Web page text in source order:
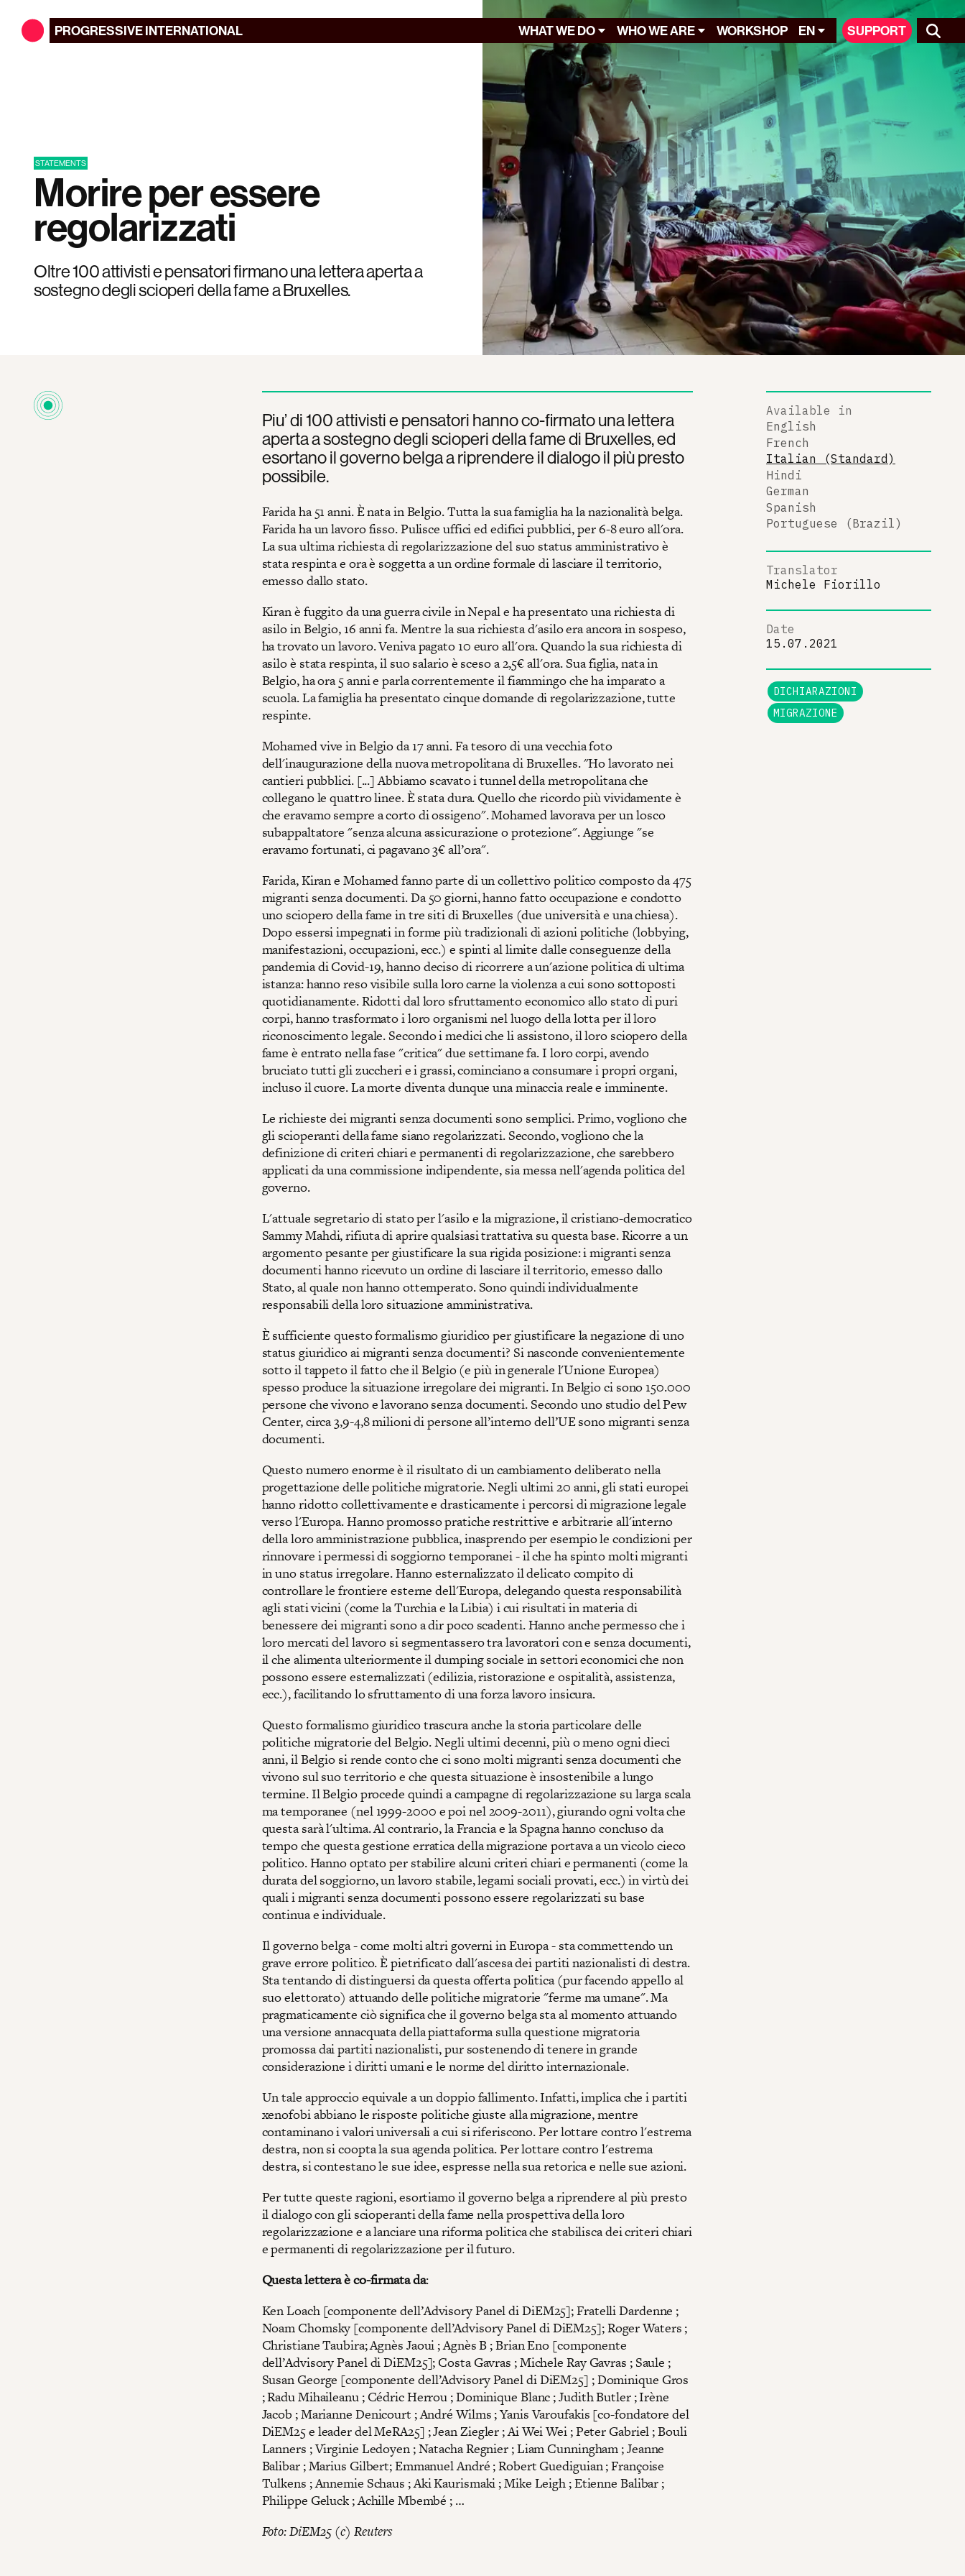
PROGRESSIVEINTERNATIONAL WHAT WE DO WHO WE ARE WORKSHOP EN SUPPORT
STATEMENTS
Morire per essere
regolarizzati
Oltre 100 attivisti e pensatori firmano una lettera aperta a
sostegno degli scioperi della fame a Bruxelles.
Piu’ di 100 attivisti e pensatori hanno co-firmato una lettera
aperta a sostegno degli scioperi della fame di Bruxelles, ed
esortano il governo belga a riprendere il dialogo il più presto
possibile.
Farida ha 51 anni. È nata in Belgio. Tutta la sua famiglia ha la nazionalità belga.
Farida ha un lavoro fisso. Pulisce uffici ed edifici pubblici, per 6-8 euro all'ora.
La sua ultima richiesta di regolarizzazione del suo status amministrativo è
stata respinta e ora è soggetta a un ordine formale di lasciare il territorio,
emesso dallo stato.
Kiran è fuggito da una guerra civile in Nepal e ha presentato una richiesta di
asilo in Belgio, 16 anni fa. Mentre la sua richiesta d'asilo era ancora in sospeso,
ha trovato un lavoro. Veniva pagato 10 euro all'ora. Quando la sua richiesta di
asilo è stata respinta, il suo salario è sceso a 2,5€ all'ora. Sua figlia, nata in
Belgio, ha ora 5 anni e parla correntemente il fiammingo che ha imparato a
scuola. La famiglia ha presentato cinque domande di regolarizzazione, tutte
respinte.
Mohamed vive in Belgio da 17 anni. Fa tesoro di una vecchia foto
dell'inaugurazione della nuova metropolitana di Bruxelles. "Ho lavorato nei
cantieri pubblici. [...] Abbiamo scavato i tunnel della metropolitana che
collegano le quattro linee. È stata dura. Quello che ricordo più vividamente è
che eravamo sempre a corto di ossigeno". Mohamed lavorava per un losco
subappaltatore "senza alcuna assicurazione o protezione". Aggiunge "se
eravamo fortunati, ci pagavano 3€ all’ora".
Farida, Kiran e Mohamed fanno parte di un collettivo politico composto da 475
migranti senza documenti. Da 50 giorni, hanno fatto occupazione e condotto
uno sciopero della fame in tre siti di Bruxelles (due università e una chiesa).
Dopo essersi impegnati in forme più tradizionali di azioni politiche (lobbying,
manifestazioni, occupazioni, ecc.) e spinti al limite dalle conseguenze della
pandemia di Covid-19, hanno deciso di ricorrere a un'azione politica di ultima
istanza: hanno reso visibile sulla loro carne la violenza a cui sono sottoposti
quotidianamente. Ridotti dal loro sfruttamento economico allo stato di puri
corpi, hanno trasformato i loro organismi nel luogo della lotta per il loro
riconoscimento legale. Secondo i medici che li assistono, il loro sciopero della
fame è entrato nella fase "critica" due settimane fa. I loro corpi, avendo
bruciato tutti gli zuccheri e i grassi, cominciano a consumare i propri organi,
incluso il cuore. La morte diventa dunque una minaccia reale e imminente.
Le richieste dei migranti senza documenti sono semplici. Primo, vogliono che
gli scioperanti della fame siano regolarizzati. Secondo, vogliono che la
definizione di criteri chiari e permanenti di regolarizzazione, che sarebbero
applicati da una commissione indipendente, sia messa nell'agenda politica del
governo.
L'attuale segretario di stato per l'asilo e la migrazione, il cristiano-democratico
Sammy Mahdi, rifiuta di aprire qualsiasi trattativa su questa base. Ricorre a un
argomento pesante per giustificare la sua rigida posizione: i migranti senza
documenti hanno ricevuto un ordine di lasciare il territorio, emesso dallo
Stato, al quale non hanno ottemperato. Sono quindi individualmente
responsabili della loro situazione amministrativa.
È sufficiente questo formalismo giuridico per giustificare la negazione di uno
status giuridico ai migranti senza documenti? Si nasconde convenientemente
sotto il tappeto il fatto che il Belgio (e più in generale l'Unione Europea)
spesso produce la situazione irregolare dei migranti. In Belgio ci sono 150.000
persone che vivono e lavorano senza documenti. Secondo uno studio del Pew
Center, circa 3,9-4,8 milioni di persone all’interno dell’UE sono migranti senza
documenti.
Questo numero enorme è il risultato di un cambiamento deliberato nella
progettazione delle politiche migratorie. Negli ultimi 20 anni, gli stati europei
hanno ridotto collettivamente e drasticamente i percorsi di migrazione legale
verso l'Europa. Hanno promosso pratiche restrittive e arbitrarie all'interno
della loro amministrazione pubblica, inasprendo per esempio le condizioni per
rinnovare i permessi di soggiorno temporanei - il che ha spinto molti migranti
in uno status irregolare. Hanno esternalizzato il delicato compito di
controllare le frontiere esterne dell'Europa, delegando questa responsabilità
agli stati vicini (come la Turchia e la Libia) i cui risultati in materia di
benessere dei migranti sono a dir poco scadenti. Hanno anche permesso che i
loro mercati del lavoro si segmentassero tra lavoratori con e senza documenti,
il che alimenta ulteriormente il dumping sociale in settori economici che non
possono essere esternalizzati (edilizia, ristorazione e ospitalità, assistenza,
ecc.), facilitando lo sfruttamento di una forza lavoro insicura.
Questo formalismo giuridico trascura anche la storia particolare delle
politiche migratorie del Belgio. Negli ultimi decenni, più o meno ogni dieci
anni, il Belgio si rende conto che ci sono molti migranti senza documenti che
vivono sul suo territorio e che questa situazione è insostenibile a lungo
termine. Il Belgio procede quindi a campagne di regolarizzazione su larga scala
ma temporanee (nel 1999-2000 e poi nel 2009-2011), giurando ogni volta che
questa sarà l'ultima. Al contrario, la Francia e la Spagna hanno concluso da
tempo che questa gestione erratica della migrazione portava a un vicolo cieco
politico. Hanno optato per stabilire alcuni criteri chiari e permanenti (come la
durata del soggiorno, un lavoro stabile, legami sociali provati, ecc.) in virtù dei
quali i migranti senza documenti possono essere regolarizzati su base
continua e individuale.
Il governo belga - come molti altri governi in Europa - sta commettendo un
grave errore politico. È pietrificato dall'ascesa dei partiti nazionalisti di destra.
Sta tentando di distinguersi da questa offerta politica (pur facendo appello al
suo elettorato) attuando delle politiche migratorie "ferme ma umane". Ma
pragmaticamente ciò significa che il governo belga sta al momento attuando
una versione annacquata della piattaforma sulla questione migratoria
promossa dai partiti nazionalisti, pur sostenendo di tenere in grande
considerazione i diritti umani e le norme del diritto internazionale.
Un tale approccio equivale a un doppio fallimento. Infatti, implica che i partiti
xenofobi abbiano le risposte politiche giuste alla migrazione, mentre
contaminano i valori universali a cui si riferiscono. Per lottare contro l'estrema
destra, non si coopta la sua agenda politica. Per lottare contro l'estrema
destra, si contestano le sue idee, espresse nella sua retorica e nelle sue azioni.
Per tutte queste ragioni, esortiamo il governo belga a riprendere al più presto
il dialogo con gli scioperanti della fame nella prospettiva della loro
regolarizzazione e a lanciare una riforma politica che stabilisca dei criteri chiari
e permanenti di regolarizzazione per il futuro.
Questa lettera è co-firmata da:
Ken Loach [componente dell’Advisory Panel di DiEM25]; Fratelli Dardenne ;
Noam Chomsky [componente dell’Advisory Panel di DiEM25]; Roger Waters ;
Christiane Taubira; Agnès Jaoui ; Agnès B ; Brian Eno [componente
dell’Advisory Panel di DiEM25]; Costa Gavras ; Michele Ray Gavras ; Saule ;
Susan George [componente dell’Advisory Panel di DiEM25] ; Dominique Gros
; Radu Mihaileanu ; Cédric Herrou ; Dominique Blanc ; Judith Butler ; Irène
Jacob ; Marianne Denicourt ; André Wilms ; Yanis Varoufakis [co-fondatore del
DiEM25 e leader del MeRA25] ; Jean Ziegler ; Ai Wei Wei ; Peter Gabriel ; Bouli
Lanners ; Virginie Ledoyen ; Natacha Regnier ; Liam Cunningham ; Jeanne
Balibar ; Marius Gilbert; Emmanuel André ; Robert Guediguian ; Françoise
Tulkens ; Annemie Schaus ; Aki Kaurismaki ; Mike Leigh ; Etienne Balibar ;
Philippe Geluck ; Achille Mbembé ; …
Foto: DiEM25 (c) Reuters
Available in
English
French
Italian (Standard)
Hindi
German
Spanish
Portuguese (Brazil)
Translator
Michele Fiorillo
Date
15.07.2021
DICHIARAZIONI
MIGRAZIONE